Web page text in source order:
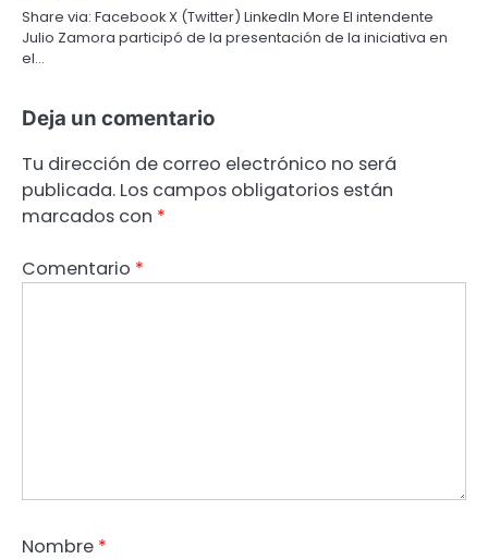
Share via: Facebook X (Twitter) LinkedIn More El intendente
Julio Zamora participó de la presentación de la iniciativa en
el…
Deja un comentario
Tu dirección de correo electrónico no será
publicada. Los campos obligatorios están
marcados con *
Comentario *
Nombre *